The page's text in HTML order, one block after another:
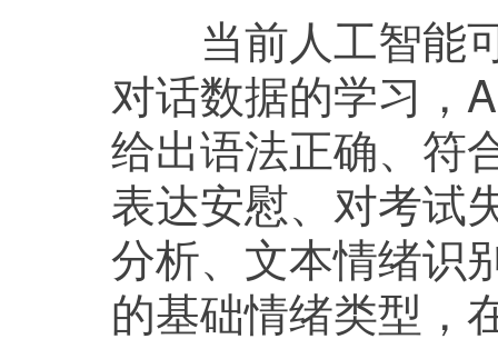
当前人工智能可
对话数据的学习，
给出语法正确、符
表达安慰、对考试
分析、文本情绪识
的基础情绪类型，